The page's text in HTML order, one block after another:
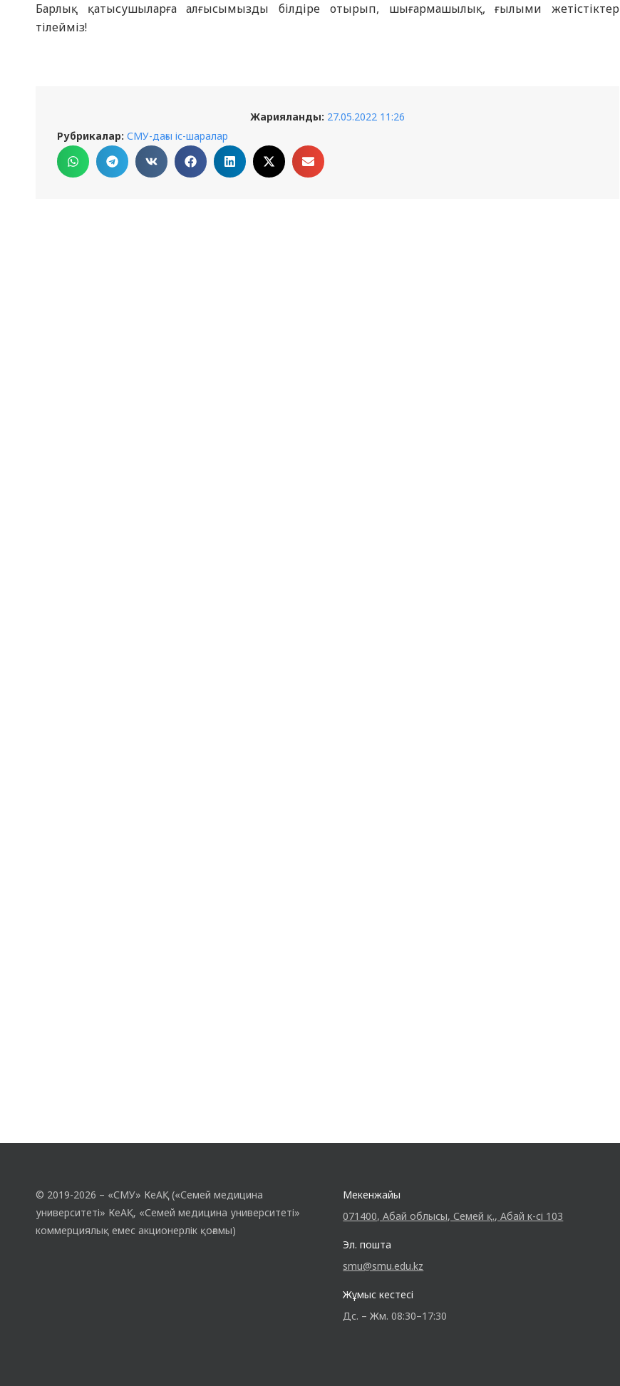
Барлық қатысушыларға алғысымызды білдіре отырып, шығармашылық, ғылыми жетістіктер
тілейміз!
Жарияланды: 27.05.2022 11:26
Рубрикалар: СМУ-дағы іс-шаралар
© 2019-2026 – «СМУ» КеАҚ («Семей медицина
университеті» КеАҚ, «Семей медицина университеті»
коммерциялық емес акционерлік қоғамы)
Мекенжайы
071400, Абай облысы, Семей қ., Абай к-сі 103
Эл. пошта
smu@smu.edu.kz
Жұмыс кестесі
Дс. – Жм. 08:30–17:30